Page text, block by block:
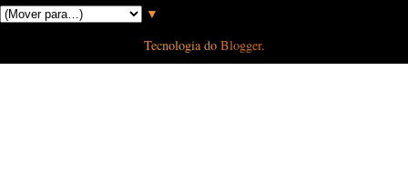
▼
Tecnologia do Blogger.